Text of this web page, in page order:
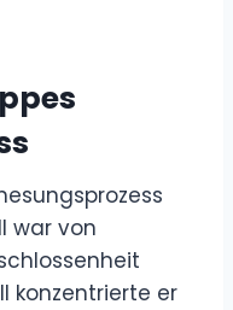
war von
konzentrierte er